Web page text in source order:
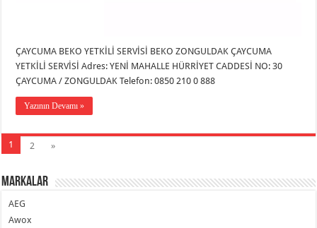
ÇAYCUMA BEKO YETKİLİ SERVİSİ BEKO ZONGULDAK ÇAYCUMA
YETKİLİ SERVİSİ Adres: YENİ MAHALLE HÜRRİYET CADDESİ NO: 30
ÇAYCUMA / ZONGULDAK Telefon: 0850 210 0 888
Yazının Devamı »
1 2 »
Markalar
AEG
Awox